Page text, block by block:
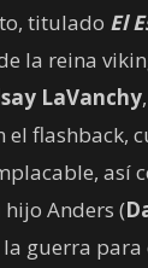
titulado El
la reina
LaVanchy
el flashback,
así
Anders (
guerra para